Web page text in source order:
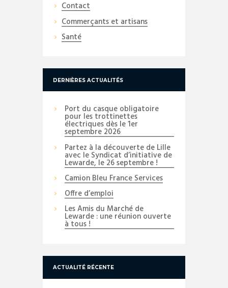
Contact
Commerçants et artisans
Santé
DERNIÈRES ACTUALITÉS
Port du casque obligatoire
pour les trottinettes
électriques dès le 1er
septembre 2026
Partez à la découverte de Lille
avec le Syndicat d’initiative de
Lewarde, le 26 septembre !
Camion Bleu France Services
Offre d’emploi
Les Amis du Marché de
Lewarde : une réunion ouverte
à tous !
ACTUALITÉ RÉCENTE